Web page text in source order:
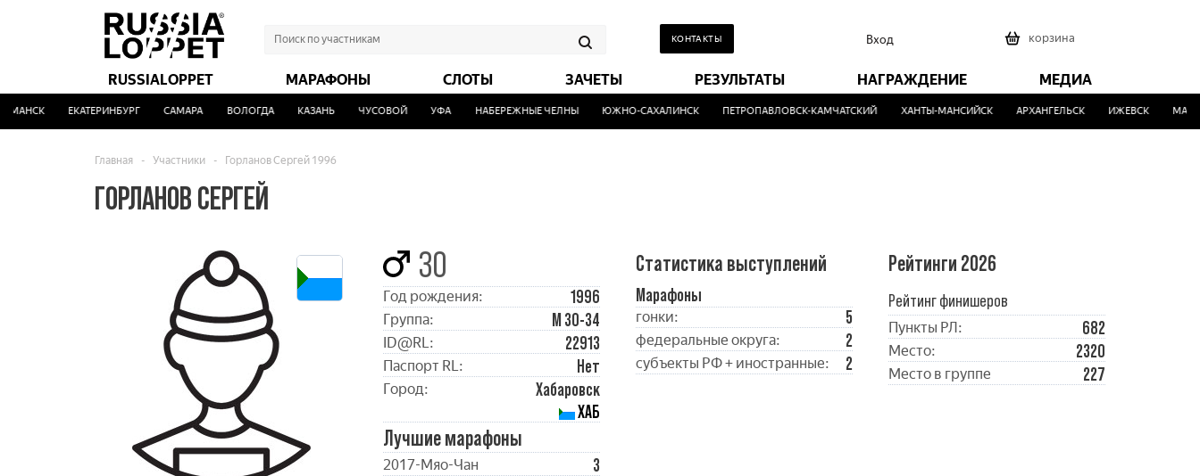
КОНТАКТЫ Вход корзина
RUSSIALOPPET МАРАФОНЫ СЛОТЫ ЗАЧЕТЫ РЕЗУЛЬТАТЫ НАГРАЖДЕНИЕ МЕДИА
ЕКАТЕРИНБУРГ САМАРА ВОЛОГДА КАЗАНЬ ЧУСОВОЙ УФА НАБЕРЕЖНЫЕ ЧЕЛНЫ ЮЖНО-САХАЛИНСК ПЕТРОПАВЛОВСК-КАМЧАТСКИЙ ХАНТЫ-МАНСИЙСК АРХАНГЕЛЬСК ИЖЕВСК
Главная - Участники - Горланов Сергей 1996
ГОРЛАНОВ СЕРГЕЙ
30
Год рождения: 1996
Группа: М 30-34
ID@RL: 22913
Паспорт RL: Нет
Город:
Хабаровск
ХАБ
Лучшие марафоны
2017-Мяо-Чан 3
Статистика выступлений
Марафоны
гонки: 5
федеральные округа: 2
субъекты РФ + иностранные: 2
Рейтинги 2026
Рейтинг финишеров
Пункты РЛ: 682
Место: 2320
Место в группе 227